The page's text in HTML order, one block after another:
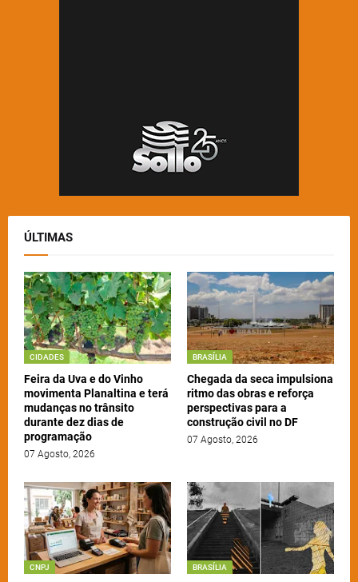
ÚLTIMAS
CIDADES
Feira da Uva e do Vinho
movimenta Planaltina e terá
mudanças no trânsito
durante dez dias de
programação
07 Agosto, 2026
BRASÍLIA
Chegada da seca impulsiona
ritmo das obras e reforça
perspectivas para a
construção civil no DF
07 Agosto, 2026
CNPJ BRASÍLIA